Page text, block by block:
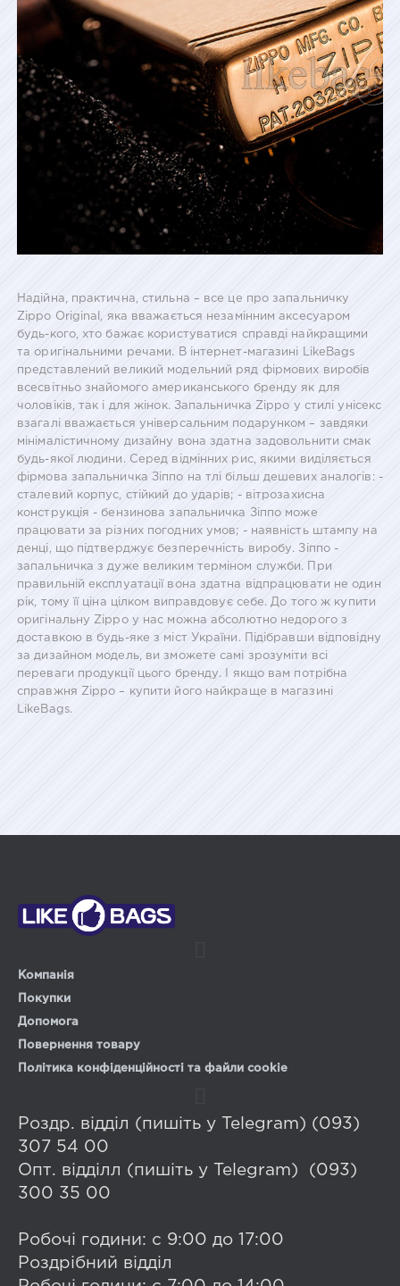
Надійна, практична, стильна – все це про запальничку
Zippo Original, яка вважається незамінним аксесуаром
будь-кого, хто бажає користуватися справді найкращими
та оригінальними речами. В інтернет-магазині LikeBags
представлений великий модельний ряд фірмових виробів
всесвітньо знайомого американського бренду як для
чоловіків, так і для жінок. Запальничка Zippo у стилі унісекс
взагалі вважається універсальним подарунком – завдяки
мінімалістичному дизайну вона здатна задовольнити смак
будь-якої людини. Серед відмінних рис, якими виділяється
фірмова запальничка Зіппо на тлі більш дешевих аналогів: -
сталевий корпус, стійкий до ударів; - вітрозахисна
конструкція - бензинова запальничка Зіппо може
працювати за різних погодних умов; - наявність штампу на
денці, що підтверджує безперечність виробу. Зіппо -
запальничка з дуже великим терміном служби. При
правильній експлуатації вона здатна відпрацювати не один
рік, тому її ціна цілком виправдовує себе. До того ж купити
оригінальну Zippo у нас можна абсолютно недорого з
доставкою в будь-яке з міст України. Підібравши відповідну
за дизайном модель, ви зможете самі зрозуміти всі
переваги продукції цього бренду. І якщо вам потрібна
справжня Zippo – купити його найкраще в магазині
LikeBags.
Компанія
Покупки
Допомога
Повернення товару
Політика конфіденційності та файли cookie
Роздр. відділ (пишіть у Telegram) (093)
307 54 00
Опт. відділл (пишіть у Telegram) (093)
300 35 00
Робочі години: с 9:00 до 17:00
Роздрібний відділ